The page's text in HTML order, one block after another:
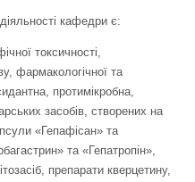
кафедри є:
токсичності,
фармакологічної та
протимікробна,
засобів, створених на
«Гепафісан» та
та «Гепатропін»,
препарати кверцетину,